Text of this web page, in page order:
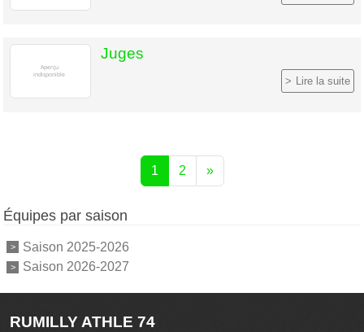
Juges
Lire la suite
1 2 »
Équipes par saison
Saison 2025-2026
Saison 2026-2027
RUMILLY ATHLE 74